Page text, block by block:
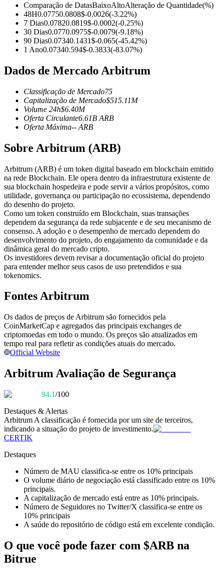
Futuros de USDC
Futuros usando USDC como garantia
Copiar Trading
Junte-se aos principais traders
Desfrute da partilha de lucros e comissões de copy trading
Informação
Análise de big data, incluindo informações comerciais, etc.
Guia
Comparação de DatasBaixoAltoAlteração de Quantidade(%)
48H0.07750.0808$-0.0026(-3.22%)
7 Dias0.07820.0819$-0.0002(-0.25%)
30 Dias0.0770.0975$-0.0079(-9.18%)
90 Dias0.07340.1431$-0.065(-45.42%)
1 Ano0.07340.594$-0.3833(-83.07%)
Dados de Mercado Arbitrum
Classificação de Mercado75
Capitalização de Mercado$515.11M
Volume 24h$6.40M
Oferta Circulante6.61B ARB
Oferta Máxima-- ARB
Sobre Arbitrum (ARB)
Arbitrum (ARB) é um token digital baseado em blockchain emitido
na rede Blockchain. Ele opera dentro da infraestrutura existente de
sua blockchain hospedeira e pode servir a vários propósitos, como
utilidade, governança ou participação no ecossistema, dependendo
do desenho do projeto.
Como um token construído em Blockchain, suas transações
dependem da segurança da rede subjacente e de seu mecanismo de
consenso. A adoção e o desempenho de mercado dependem do
desenvolvimento do projeto, do engajamento da comunidade e da
dinâmica geral do mercado cripto.
Os investidores devem revisar a documentação oficial do projeto
para entender melhor seus casos de uso pretendidos e sua
tokenomics.
Fontes Arbitrum
Os dados de preços de Arbitrum são fornecidos pela
CoinMarketCap e agregados das principais exchanges de
criptomoedas em todo o mundo. Os preços são atualizados em
tempo real para refletir as condições atuais do mercado.
Official Website
Arbitrum Avaliação de Segurança
94.1/100
Destaques & Alertas
Arbitrum A classificação é fornecida por um site de terceiros,
indicando a situação do projeto de investimento.
CERTIK
Destaques
Número de MAU classifica-se entre os 10% principais
O volume diário de negociação está classificado entre os 10%
principais.
A capitalização de mercado está entre as 10% principais.
Número de Seguidores no Twitter/X classifica-se entre os
10% principais
A saúde do repositório de código está em excelente condição.
O que você pode fazer com $ARB na
Bitrue